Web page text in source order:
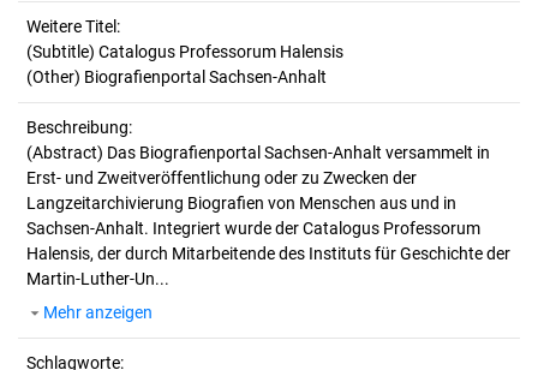
Weitere Titel:
(Subtitle) Catalogus Professorum Halensis
(Other) Biografienportal Sachsen-Anhalt
Beschreibung:
(Abstract) Das Biografienportal Sachsen-Anhalt versammelt in
Erst- und Zweitveröffentlichung oder zu Zwecken der
Langzeitarchivierung Biografien von Menschen aus und in
Sachsen-Anhalt. Integriert wurde der Catalogus Professorum
Halensis, der durch Mitarbeitende des Instituts für Geschichte der
Martin-Luther-Un...
Mehr anzeigen
Schlagworte: